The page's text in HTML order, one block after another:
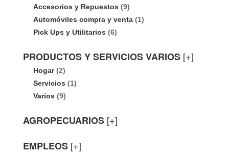
Accesorios y Repuestos (9)
Automóviles compra y venta (1)
Pick Ups y Utilitarios (6)
PRODUCTOS Y SERVICIOS VARIOS [+]
Hogar(2)
Servicios (1)
Varios (9)
AGROPECUARIOS [+]
EMPLEOS [+]